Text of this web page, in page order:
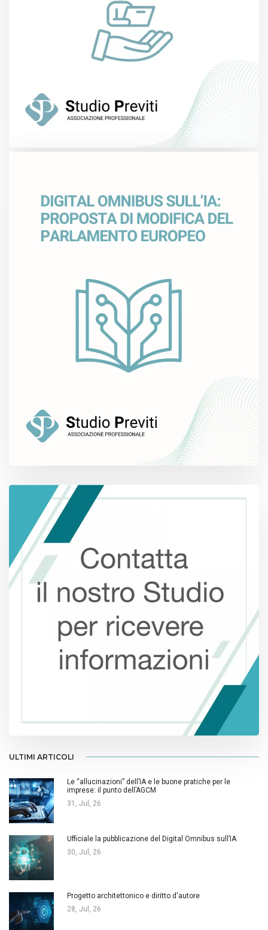
ULTIMI ARTICOLI
Le “allucinazioni” dell’IA e le buone pratiche per le
imprese: il punto dell’AGCM
31, Jul, 26
Ufficiale la pubblicazione del Digital Omnibus sull’IA
30, Jul, 26
Progetto architettonico e diritto d'autore
28, Jul, 26